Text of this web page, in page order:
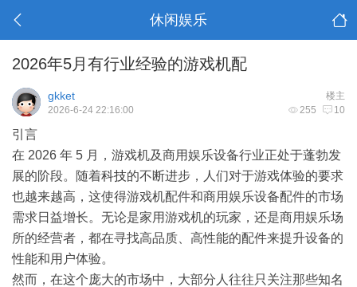
休闲娱乐
2026年5月有行业经验的游戏机配
楼主
gkket
255 10
2026-6-24 22:16:00
引言
在 2026 年 5 月，游戏机及商用娱乐设备行业正处于蓬勃发
展的阶段。随着科技的不断进步，人们对于游戏体验的要求
也越来越高，这使得游戏机配件和商用娱乐设备配件的市场
需求日益增长。无论是家用游戏机的玩家，还是商用娱乐场
所的经营者，都在寻找高品质、高性能的配件来提升设备的
性能和用户体验。
然而，在这个庞大的市场中，大部分人往往只关注那些知名